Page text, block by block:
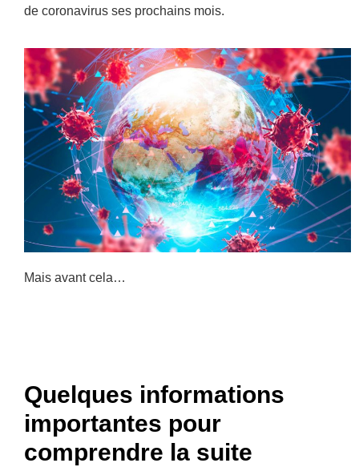
de coronavirus ses prochains mois.
Mais avant cela…
Quelques informations
importantes pour
comprendre la suite